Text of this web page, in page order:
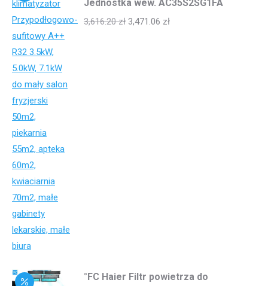
Jednostka wew. AC35S2SG1FA
3,616.20zł 3,471.06 zł
°FC Haier Filtr powietrza do